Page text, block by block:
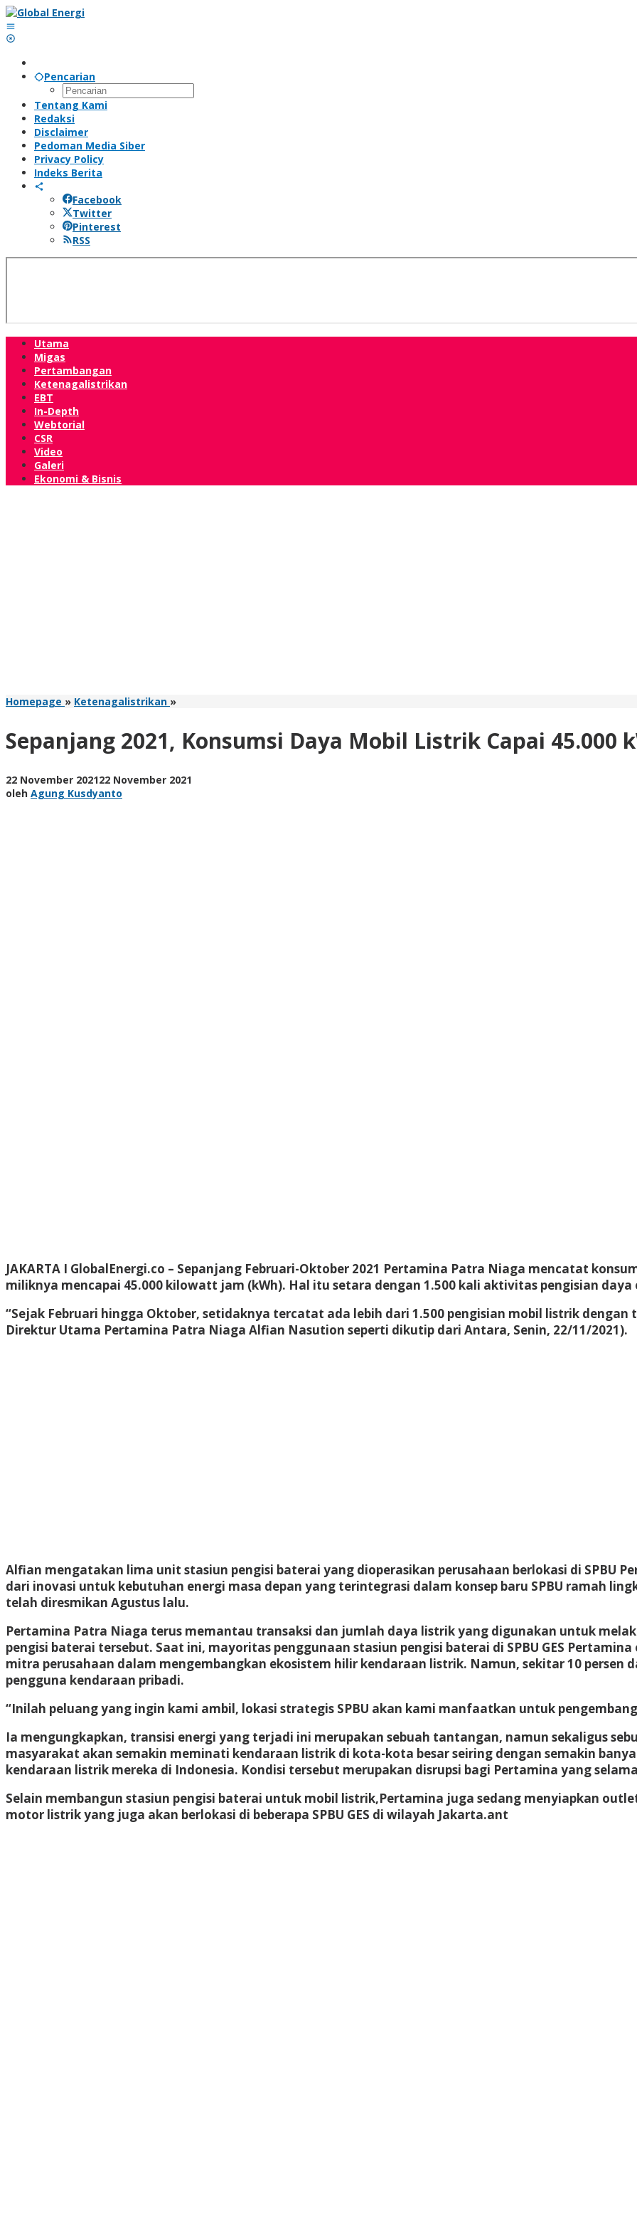
Lewati
ke
konten
Pencarian
Tentang Kami
Redaksi
Disclaimer
Pedoman Media Siber
Privacy Policy
Indeks Berita
Facebook
Twitter
Pinterest
RSS
Utama
Migas
Pertambangan
Ketenagalistrikan
EBT
In-Depth
Webtorial
CSR
Video
Galeri
Ekonomi & Bisnis
Homepage » Ketenagalistrikan »Sepanjang
Daya
Capai
Sepanjang 2021, Konsumsi Daya Mobil Listrik Capai 45.000
22 November 202122 November 2021
oleh Agung Kusdyanto
JAKARTA I GlobalEnergi.co – Sepanjang Februari-Oktober 2021 Pertamina Patra Niaga mencatat
miliknya mencapai 45.000 kilowatt jam (kWh). Hal itu setara dengan 1.500 kali aktivitas pengisian
“Sejak Februari hingga Oktober, setidaknya tercatat ada lebih dari 1.500 pengisian mobil listrik
Direktur Utama Pertamina Patra Niaga Alfian Nasution seperti dikutip dari Antara, Senin, 22/11/2021).
Alfian mengatakan lima unit stasiun pengisi baterai yang dioperasikan perusahaan berlokasi di SPBU
dari inovasi untuk kebutuhan energi masa depan yang terintegrasi dalam konsep baru SPBU ramah
telah diresmikan Agustus lalu.
Pertamina Patra Niaga terus memantau transaksi dan jumlah daya listrik yang digunakan untuk
pengisi baterai tersebut. Saat ini, mayoritas penggunaan stasiun pengisi baterai di SPBU GES
mitra perusahaan dalam mengembangkan ekosistem hilir kendaraan listrik. Namun, sekitar 10
pengguna kendaraan pribadi.
“Inilah peluang yang ingin kami ambil, lokasi strategis SPBU akan kami manfaatkan untuk
Ia mengungkapkan, transisi energi yang terjadi ini merupakan sebuah tantangan, namun sekaligus
masyarakat akan semakin meminati kendaraan listrik di kota-kota besar seiring dengan semakin
kendaraan listrik mereka di Indonesia. Kondisi tersebut merupakan disrupsi bagi Pertamina yang
Selain membangun stasiun pengisi baterai untuk mobil listrik,Pertamina juga sedang menyiapkan
motor listrik yang juga akan berlokasi di beberapa SPBU GES di wilayah Jakarta.ant